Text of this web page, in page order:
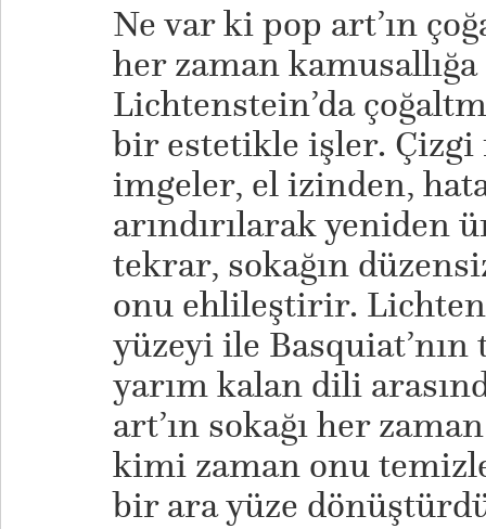
Ne var ki pop art’ın
her zaman kamusallığa
Lichtenstein’da
bir estetikle işler.
imgeler, el izinden,
arındırılarak yeniden
tekrar, sokağın
onu ehlileştirir.
yüzeyi ile
yarım kalan dili
art’ın sokağı her
kimi zaman onu
bir ara yüze